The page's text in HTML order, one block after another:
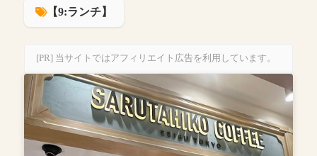
【9:ランチ】
[PR] 当サイトではアフィリエイト広告を利用しています。